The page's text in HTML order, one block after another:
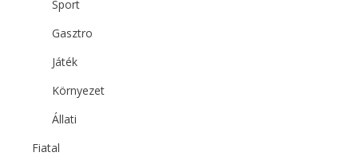
Sport
Gasztro
Játék
Környezet
Állati
Fiatal